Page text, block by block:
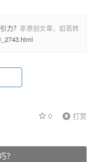
力？非原创文章，如若转
0 打赏
？